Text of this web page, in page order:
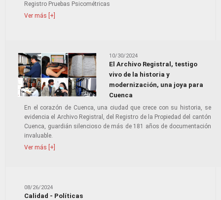
Registro Pruebas Psicométricas
Ver más [+]
10/30/2024
El Archivo Registral, testigo
vivo de la historia y
modernización, una joya para
Cuenca
En el corazón de Cuenca, una ciudad que crece con su historia, se
evidencia el Archivo Registral, del Registro de la Propiedad del cantón
Cuenca, guardián silencioso de más de 181 años de documentación
invaluable.
Ver más [+]
08/26/2024
Calidad - Políticas